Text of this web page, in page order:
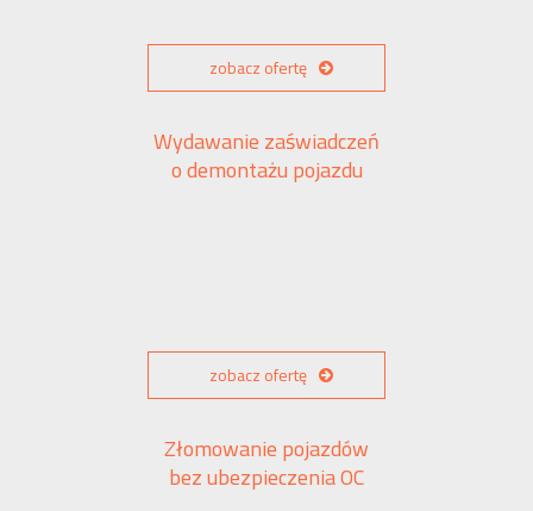
zobacz ofertę
Wydawanie zaświadczeń
o demontażu pojazdu
zobacz ofertę
Złomowanie pojazdów
bez ubezpieczenia OC